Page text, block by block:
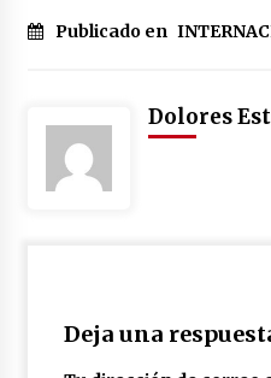
Publicado en
Dolores
Deja una